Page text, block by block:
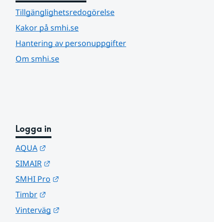
Tillgänglighetsredogörelse
Kakor på smhi.se
Hantering av personuppgifter
Om smhi.se
Logga in
AQUA
SIMAIR
SMHI Pro
Timbr
Vinterväg